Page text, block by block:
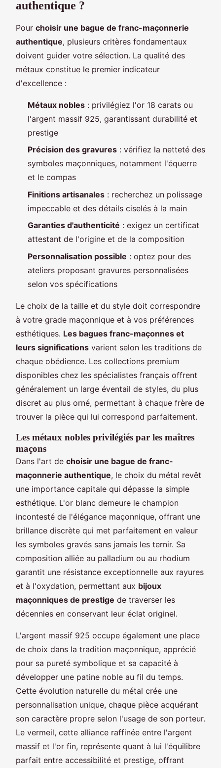
authentique ?
Pour choisir une bague de franc-maçonnerie
authentique, plusieurs critères fondamentaux
doivent guider votre sélection. La qualité des
métaux constitue le premier indicateur
d'excellence :
Métaux nobles : privilégiez l'or 18 carats ou
l'argent massif 925, garantissant durabilité et
prestige
Précision des gravures : vérifiez la netteté des
symboles maçonniques, notamment l'équerre
et le compas
Finitions artisanales : recherchez un polissage
impeccable et des détails ciselés à la main
Garanties d'authenticité : exigez un certificat
attestant de l'origine et de la composition
Personnalisation possible : optez pour des
ateliers proposant gravures personnalisées
selon vos spécifications
Le choix de la taille et du style doit correspondre
à votre grade maçonnique et à vos préférences
esthétiques. Les bagues franc-maçonnes et
leurs significations varient selon les traditions de
chaque obédience. Les collections premium
disponibles chez les spécialistes français offrent
généralement un large éventail de styles, du plus
discret au plus orné, permettant à chaque frère de
trouver la pièce qui lui correspond parfaitement.
Les métaux nobles privilégiés par les maîtres
maçons
Dans l'art de choisir une bague de franc-
maçonnerie authentique, le choix du métal revêt
une importance capitale qui dépasse la simple
esthétique. L'or blanc demeure le champion
incontesté de l'élégance maçonnique, offrant une
brillance discrète qui met parfaitement en valeur
les symboles gravés sans jamais les ternir. Sa
composition alliée au palladium ou au rhodium
garantit une résistance exceptionnelle aux rayures
et à l'oxydation, permettant aux bijoux
maçonniques de prestige de traverser les
décennies en conservant leur éclat originel.
L'argent massif 925 occupe également une place
de choix dans la tradition maçonnique, apprécié
pour sa pureté symbolique et sa capacité à
développer une patine noble au fil du temps.
Cette évolution naturelle du métal crée une
personnalisation unique, chaque pièce acquérant
son caractère propre selon l'usage de son porteur.
Le vermeil, cette alliance raffinée entre l'argent
massif et l'or fin, représente quant à lui l'équilibre
parfait entre accessibilité et prestige, offrant